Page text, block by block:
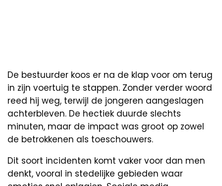
De bestuurder koos er na de klap voor om terug
in zijn voertuig te stappen. Zonder verder woord
reed hij weg, terwijl de jongeren aangeslagen
achterbleven. De hectiek duurde slechts
minuten, maar de impact was groot op zowel
de betrokkenen als toeschouwers.
Dit soort incidenten komt vaker voor dan men
denkt, vooral in stedelijke gebieden waar